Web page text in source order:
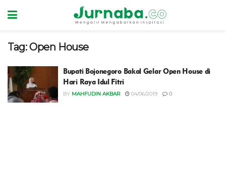
Tag:Open House
Bupati Bojonegoro Bakal Gelar Open House di
Hari Raya Idul Fitri
BY MAHFUDIN AKBAR 04/06/2019 0